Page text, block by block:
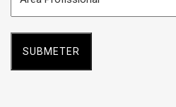
Profissional
*